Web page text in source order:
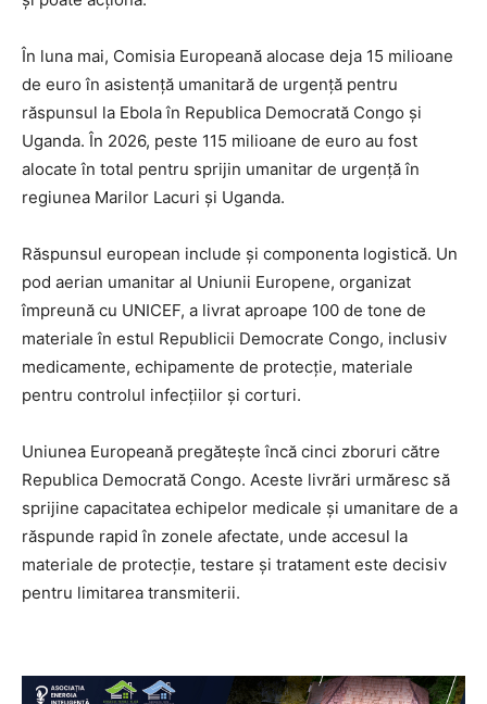
În luna mai, Comisia Europeană alocase deja 15 milioane
de euro în asistență umanitară de urgență pentru
răspunsul la Ebola în Republica Democrată Congo și
Uganda. În 2026, peste 115 milioane de euro au fost
alocate în total pentru sprijin umanitar de urgență în
regiunea Marilor Lacuri și Uganda.
Răspunsul european include și componenta logistică. Un
pod aerian umanitar al Uniunii Europene, organizat
împreună cu UNICEF, a livrat aproape 100 de tone de
materiale în estul Republicii Democrate Congo, inclusiv
medicamente, echipamente de protecție, materiale
pentru controlul infecțiilor și corturi.
Uniunea Europeană pregătește încă cinci zboruri către
Republica Democrată Congo. Aceste livrări urmăresc să
sprijine capacitatea echipelor medicale și umanitare de a
răspunde rapid în zonele afectate, unde accesul la
materiale de protecție, testare și tratament este decisiv
pentru limitarea transmiterii.